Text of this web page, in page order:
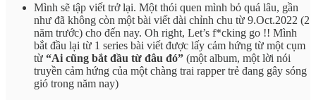
Mình sẽ tập viết trở lại. Một thói quen mình bỏ quá lâu, gần
như đã không còn một bài viết dài chỉnh chu từ 9.Oct.2022 (2
năm trước) cho đến nay. Oh right, Let’s f*cking go !! Mình
bắt đầu lại từ 1 series bài viết được lấy cảm hứng từ một cụm
từ “Ai cũng bắt đầu từ đâu đó” (một album, một lời nói
truyền cảm hứng của một chàng trai rapper trẻ đang gây sóng
gió trong năm nay)